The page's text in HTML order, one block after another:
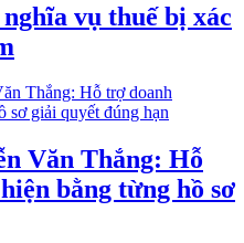
vụ thuế bị xác
Văn Thắng: Hỗ
bằng từng hồ sơ